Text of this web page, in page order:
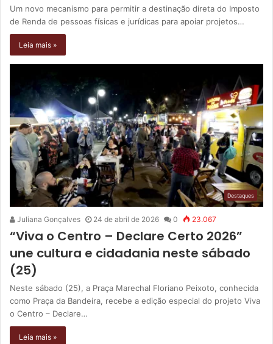
Um novo mecanismo para permitir a destinação direta do Imposto
de Renda de pessoas físicas e jurídicas para apoiar projetos…
Leia mais »
Destaques
Juliana Gonçalves 24 de abril de 2026 0 23.067
“Viva o Centro – Declare Certo 2026”
une cultura e cidadania neste sábado
(25)
Neste sábado (25), a Praça Marechal Floriano Peixoto, conhecida
como Praça da Bandeira, recebe a edição especial do projeto Viva
o Centro – Declare…
Leia mais »